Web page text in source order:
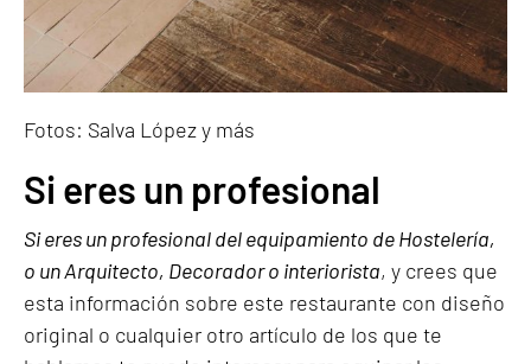
Fotos: Salva López y más
Si eres un profesional
Si eres un profesional del equipamiento de Hostelería,
o un Arquitecto, Decorador o interiorista, y crees que
esta información sobre este restaurante con diseño
original o cualquier otro artículo de los que te